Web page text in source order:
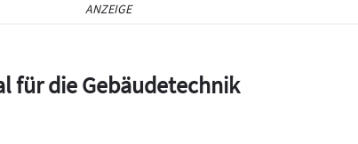
ANZEIGE
für die Gebäudetechnik